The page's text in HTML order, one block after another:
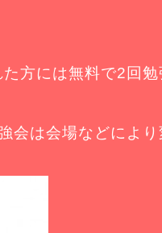
方には無料で2回勉
会は会場などにより